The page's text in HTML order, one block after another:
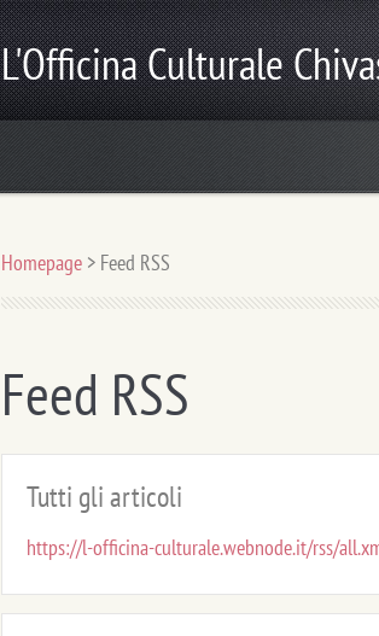
L'Officina Culturale
Homepage > Feed RSS
Feed RSS
Tutti gli articoli
https://l-officina-culturale.webnode.it/rss/